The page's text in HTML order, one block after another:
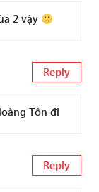
2 vậy
Reply
Tôn đi
Reply